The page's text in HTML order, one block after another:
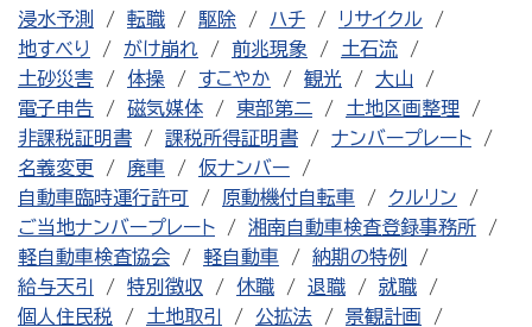
浸水予測
転職 駆除 ハチ
リサイクル
地すべり
がけ崩れ 前兆現象
土石流
土砂災害
体操 すこやか 観光
大山
電子申告
磁気媒体 東部第二
土地区画整理
非課税証明書
課税所得証明書
ナンバープレート
名義変更
廃車
仮ナンバー
自動車臨時運行許可
原動機付自転車
クルリン
ご当地ナンバープレート
湘南自動車検査登録事務所
軽自動車検査協会
軽自動車
納期の特例
給与天引
特別徴収 休職 退職
就職
個人住民税
土地取引 公拡法
景観計画